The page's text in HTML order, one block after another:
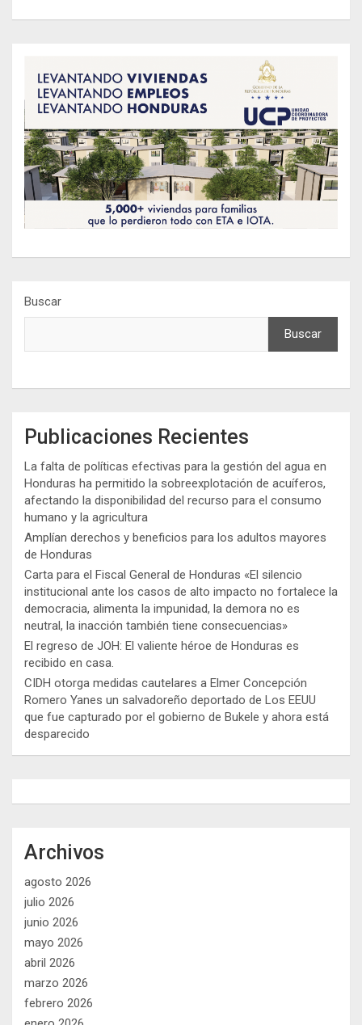
Buscar
Buscar
Publicaciones Recientes
La falta de políticas efectivas para la gestión del agua en
Honduras ha permitido la sobreexplotación de acuíferos,
afectando la disponibilidad del recurso para el consumo
humano y la agricultura
Amplían derechos y beneficios para los adultos mayores
de Honduras
Carta para el Fiscal General de Honduras «El silencio
institucional ante los casos de alto impacto no fortalece la
democracia, alimenta la impunidad, la demora no es
neutral, la inacción también tiene consecuencias»
El regreso de JOH: El valiente héroe de Honduras es
recibido en casa.
CIDH otorga medidas cautelares a Elmer Concepción
Romero Yanes un salvadoreño deportado de Los EEUU
que fue capturado por el gobierno de Bukele y ahora está
desparecido
Archivos
agosto 2026
julio 2026
junio 2026
mayo 2026
abril 2026
marzo 2026
febrero 2026